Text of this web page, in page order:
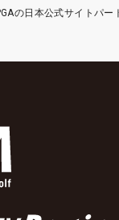
の日本公式サイトパー